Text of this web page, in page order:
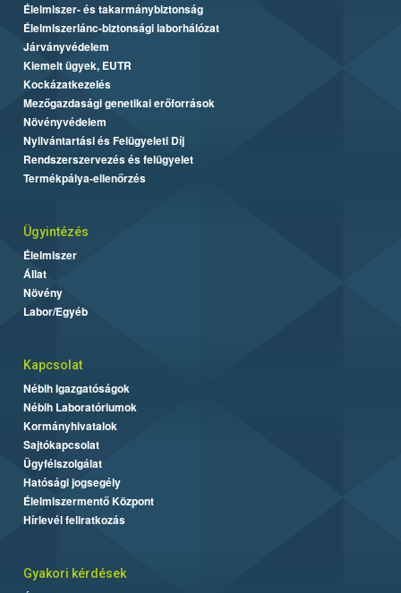
Élelmiszer- és takarmánybiztonság
Élelmiszerlánc-biztonsági laborhálózat
Járványvédelem
Kiemelt ügyek, EUTR
Kockázatkezelés
Mezőgazdasági genetikai erőforrások
Növényvédelem
Nyilvántartási és Felügyeleti Díj
Rendszerszervezés és felügyelet
Termékpálya-ellenőrzés
Ügyintézés
Élelmiszer
Állat
Növény
Labor/Egyéb
Kapcsolat
Nébih Igazgatóságok
Nébih Laboratóriumok
Kormányhivatalok
Sajtókapcsolat
Ügyfélszolgálat
Hatósági jogsegély
Élelmiszermentő Központ
Hírlevél feliratkozás
Gyakori kérdések